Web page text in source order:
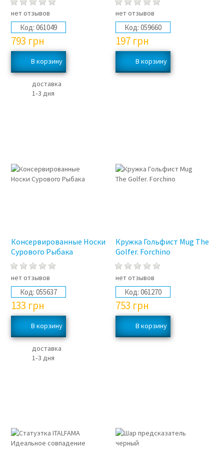
нет отзывов
Код: 061049
793 грн
доставка
1‑3 дня
нет отзывов
Код: 059660
197 грн
Консервированные Носки
Сурового Рыбака
нет отзывов
Код: 055637
133 грн
доставка
1‑3 дня
Кружка Гольфист Mug The
Golfer. Forchino
нет отзывов
Код: 061270
753 грн